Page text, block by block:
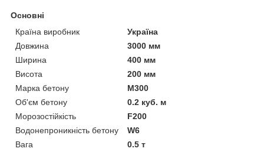
Основні
Країна виробник
Україна
Довжина
3000 мм
Ширина
400 мм
Висота
200 мм
Марка бетону
М300
Об'єм бетону
0.2 куб. м
Морозостійкість
F200
Водонепроникність бетону
W6
Вага
0.5 т